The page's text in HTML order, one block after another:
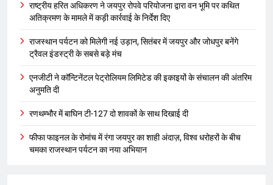
राष्ट्रीय हरित अधिकरण ने जयपुर रोपवे परियोजना द्वारा वन भूमि पर कथित
अतिक्रमण के मामले में कड़ी कार्रवाई के निर्देश दिए
राजस्थान पर्यटन को मिलेगी नई उड़ान, सितंबर में जयपुर और जोधपुर बनेंगे
ट्रैवल इंडस्ट्री के सबसे बड़े मंच
एनजीटी ने कॉन्टिनेंटल पेट्रोलियम लिमिटेड की इकाइयों के संचालन की अंतरिम
अनुमति दी
रणथम्भौर में बाघिन टी-127 दो शावकों के साथ दिखाई दी
फीफा फाइनल के रोमांच में रंगा जयपुर का शाही अंदाज़, विश्व धरोहरों के बीच
चमका राजस्थान पर्यटन का नया अभियान